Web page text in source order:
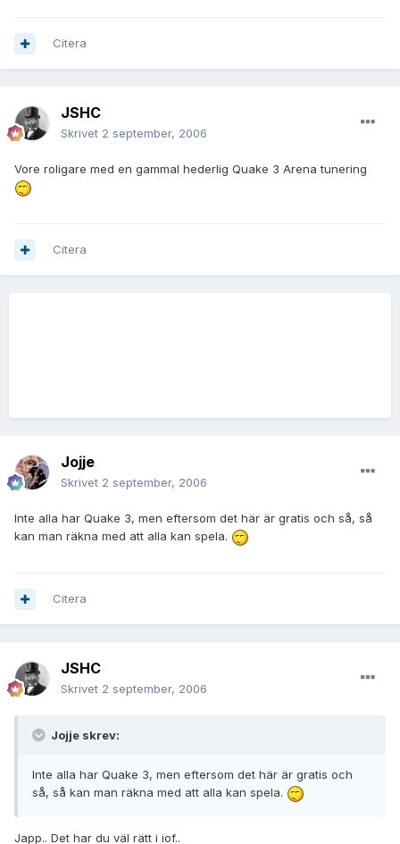
Citera
JSHC
Skrivet 2 september, 2006
Vore roligare med en gammal hederlig Quake 3 Arena tunering
Citera
Jojje
Skrivet 2 september, 2006
Inte alla har Quake 3, men eftersom det här är gratis och så, så
kan man räkna med att alla kan spela.
Citera
JSHC
Skrivet 2 september, 2006
Jojje skrev:
Inte alla har Quake 3, men eftersom det här är gratis och
så, så kan man räkna med att alla kan spela.
Japp.. Det har du väl rätt i iof..